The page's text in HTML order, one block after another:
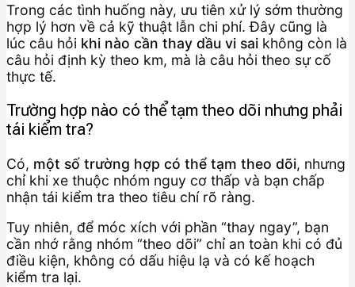
Trong các tình huống này, ưu tiên xử lý sớm thường
hợp lý hơn về cả kỹ thuật lẫn chi phí. Đây cũng là
lúc câu hỏi khi nào cần thay dầu vi sai không còn là
câu hỏi định kỳ theo km, mà là câu hỏi theo sự cố
thực tế.
Trường hợp nào có thể tạm theo dõi nhưng phải
tái kiểm tra?
Có, một số trường hợp có thể tạm theo dõi, nhưng
chỉ khi xe thuộc nhóm nguy cơ thấp và bạn chấp
nhận tái kiểm tra theo tiêu chí rõ ràng.
Tuy nhiên, để móc xích với phần “thay ngay”, bạn
cần nhớ rằng nhóm “theo dõi” chỉ an toàn khi có đủ
điều kiện, không có dấu hiệu lạ và có kế hoạch
kiểm tra lại.